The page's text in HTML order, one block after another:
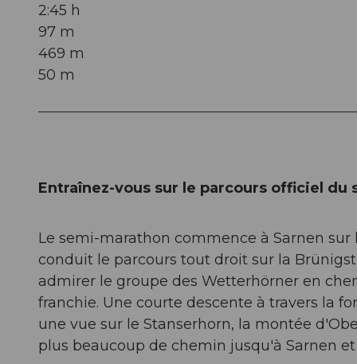
2:45 h
97 m
469 m
50 m
Entraînez-vous sur le parcours officiel du
Le semi-marathon commence à Sarnen
conduit le parcours tout droit sur la
admirer le groupe des Wetterhörner en
franchie. Une courte descente à travers la
une vue sur le Stanserhorn, la montée
plus beaucoup de chemin jusqu'à Sarnen et